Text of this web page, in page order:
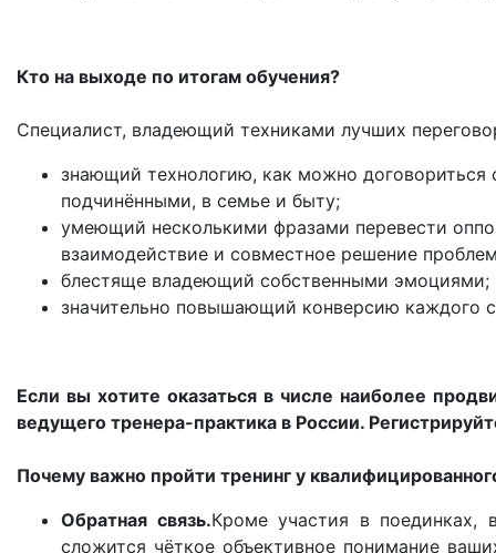
Кто на выходе по итогам обучения?
Специалист, владеющий техниками лучших
знающий технологию, как можно договориться
подчинёнными, в семье и быту;
умеющий несколькими фразами перевести
взаимодействие и совместное решение
блестяще владеющий собственными эмоциями;
значительно повышающий конверсию каждого
Если вы хотите оказаться в числе наиболее
ведущего тренера-практика в России.
Почему важно пройти тренинг у
Обратная связь.Кроме участия в поединках,
сложится чёткое объективное понимание